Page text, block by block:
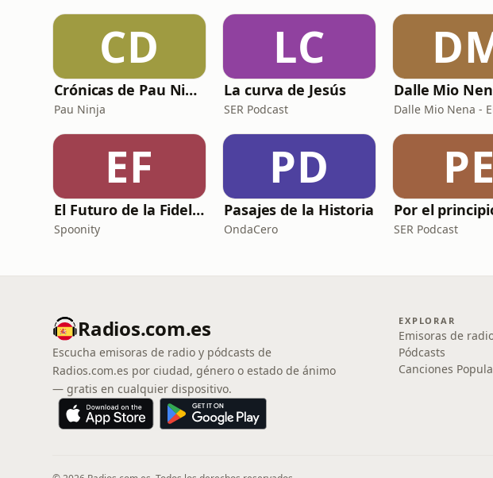
CD
Crónicas de Pau Ninja
Pau Ninja
LC
La curva de Jesús
SER Podcast
EF
El Futuro de la Fidelización
Spoonity
PD
Pasajes de la Historia
OndaCero
PE
Por el
SER Podcast
Radios.com.es
Escucha emisoras de radio y pódcasts de
Radios.com.es por ciudad, género o estado de ánimo
— gratis en cualquier dispositivo.
EXPLORAR
Emisoras de
Pódcasts
Canciones